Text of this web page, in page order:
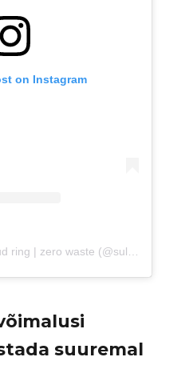
on Instagram
A post shared by Suletud ring | zero waste (@suletudring.ee)
suuremal